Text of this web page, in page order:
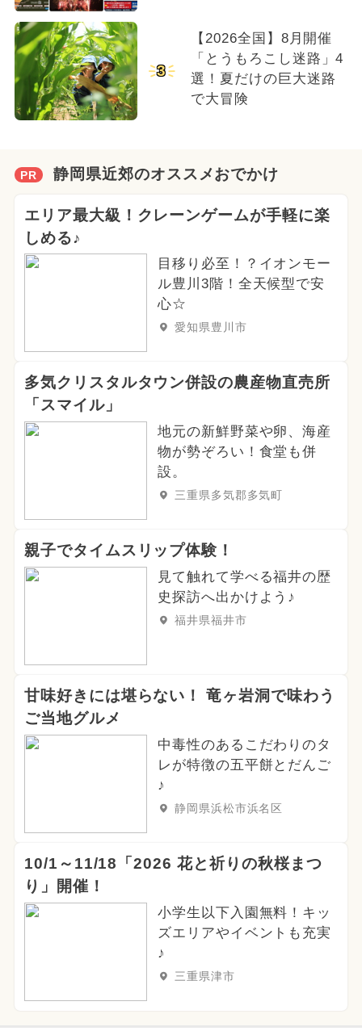
3
【2026全国】8月開催
「とうもろこし迷路」4
選！夏だけの巨大迷路
で大冒険
PR 静岡県近郊のオススメおでかけ
エリア最大級！クレーンゲームが手軽に楽
しめる♪
目移り必至！？イオンモー
ル豊川3階！全天候型で安
心☆
愛知県豊川市
多気クリスタルタウン併設の農産物直売所
「スマイル」
地元の新鮮野菜や卵、海産
物が勢ぞろい！食堂も併
設。
三重県多気郡多気町
親子でタイムスリップ体験！
見て触れて学べる福井の歴
史探訪へ出かけよう♪
福井県福井市
甘味好きには堪らない！ 竜ヶ岩洞で味わう
ご当地グルメ
中毒性のあるこだわりのタ
レが特徴の五平餅とだんご
♪
静岡県浜松市浜名区
10/1～11/18「2026 花と祈りの秋桜まつ
り」開催！
小学生以下入園無料！キッ
ズエリアやイベントも充実
♪
三重県津市